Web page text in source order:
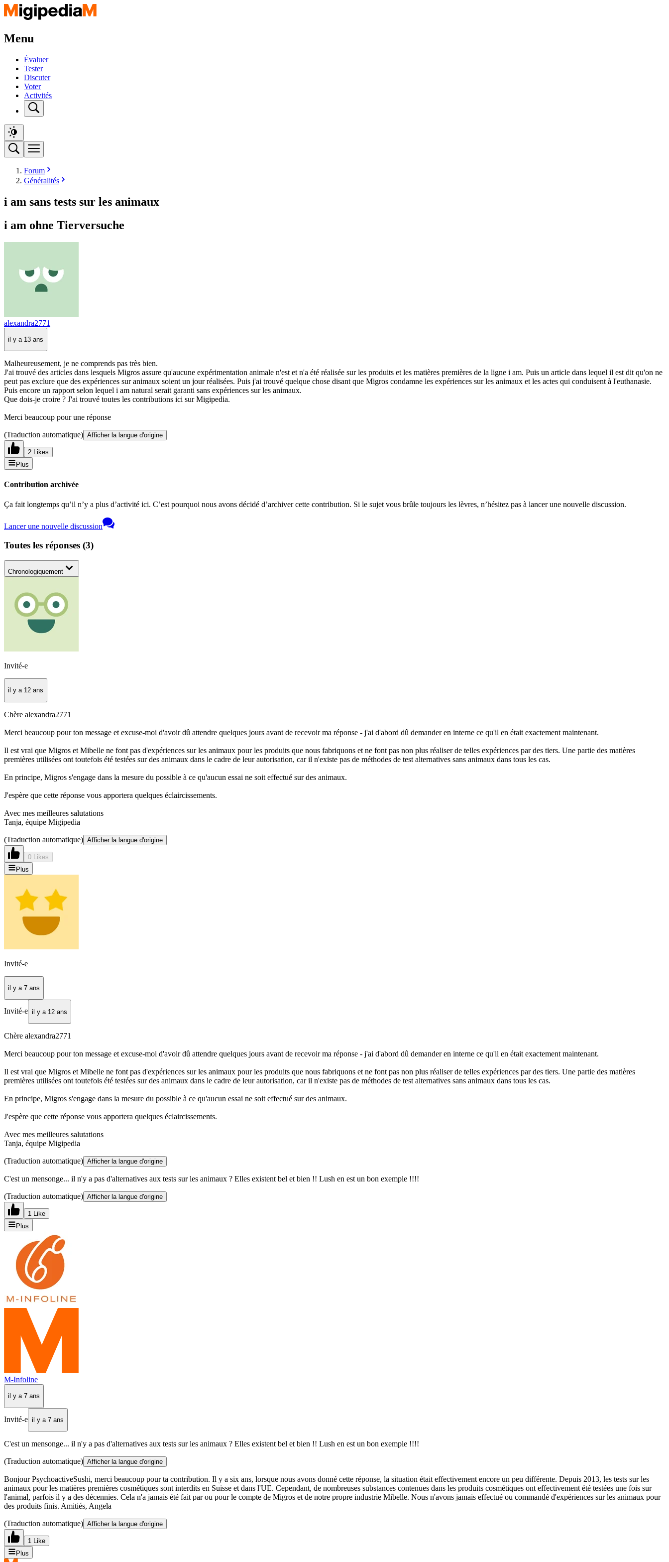
Menu
Évaluer
Tester
Discuter
Voter
Activités
Forum
Généralités
i am sans tests sur les animaux
i am ohne Tierversuche
alexandra2771
il y a 13 ans
Malheureusement, je ne comprends pas très bien.
J'ai trouvé des articles dans lesquels Migros assure qu'aucune expérimentation animale n'est et n'a été réalisée sur les produits et les matières premières de la ligne i am. Puis un article dans lequel il est dit qu'on ne
peut pas exclure que des expériences sur animaux soient un jour réalisées. Puis j'ai trouvé quelque chose disant que Migros condamne les expériences sur les animaux et les actes qui conduisent à l'euthanasie.
Puis encore un rapport selon lequel i am natural serait garanti sans expériences sur les animaux.
Que dois-je croire ? J'ai trouvé toutes les contributions ici sur Migipedia.
Merci beaucoup pour une réponse
(Traduction automatique) Afficher la langue d'origine
2 Likes
Plus
Contribution archivée
Ça fait longtemps qu’il n’y a plus d’activité ici. C’est pourquoi nous avons décidé d’archiver cette contribution. Si le sujet vous brûle toujours les lèvres, n’hésitez pas à lancer une nouvelle discussion.
Lancer une nouvelle discussion
Toutes les réponses (3)
Chronologiquement
Invité-e
il y a 12 ans
Chère alexandra2771
Merci beaucoup pour ton message et excuse-moi d'avoir dû attendre quelques jours avant de recevoir ma réponse - j'ai d'abord dû demander en interne ce qu'il en était exactement maintenant.
Il est vrai que Migros et Mibelle ne font pas d'expériences sur les animaux pour les produits que nous fabriquons et ne font pas non plus réaliser de telles expériences par des tiers. Une partie des matières
premières utilisées ont toutefois été testées sur des animaux dans le cadre de leur autorisation, car il n'existe pas de méthodes de test alternatives sans animaux dans tous les cas.
En principe, Migros s'engage dans la mesure du possible à ce qu'aucun essai ne soit effectué sur des animaux.
J'espère que cette réponse vous apportera quelques éclaircissements.
Avec mes meilleures salutations
Tanja, équipe Migipedia
(Traduction automatique) Afficher la langue d'origine
0 Likes
Plus
Invité-e
il y a 7 ans
Invité-e il y a 12 ans
Chère alexandra2771
Merci beaucoup pour ton message et excuse-moi d'avoir dû attendre quelques jours avant de recevoir ma réponse - j'ai d'abord dû demander en interne ce qu'il en était exactement maintenant.
Il est vrai que Migros et Mibelle ne font pas d'expériences sur les animaux pour les produits que nous fabriquons et ne font pas non plus réaliser de telles expériences par des tiers. Une partie des matières
premières utilisées ont toutefois été testées sur des animaux dans le cadre de leur autorisation, car il n'existe pas de méthodes de test alternatives sans animaux dans tous les cas.
En principe, Migros s'engage dans la mesure du possible à ce qu'aucun essai ne soit effectué sur des animaux.
J'espère que cette réponse vous apportera quelques éclaircissements.
Avec mes meilleures salutations
Tanja, équipe Migipedia
(Traduction automatique) Afficher la langue d'origine
C'est un mensonge... il n'y a pas d'alternatives aux tests sur les animaux ? Elles existent bel et bien !! Lush en est un bon exemple !!!!
(Traduction automatique) Afficher la langue d'origine
1 Like
Plus
M-Infoline
il y a 7 ans
Invité-e il y a 7 ans
C'est un mensonge... il n'y a pas d'alternatives aux tests sur les animaux ? Elles existent bel et bien !! Lush en est un bon exemple !!!!
(Traduction automatique) Afficher la langue d'origine
Bonjour PsychoactiveSushi, merci beaucoup pour ta contribution. Il y a six ans, lorsque nous avons donné cette réponse, la situation était effectivement encore un peu différente. Depuis 2013, les tests sur les
animaux pour les matières premières cosmétiques sont interdits en Suisse et dans l'UE. Cependant, de nombreuses substances contenues dans les produits cosmétiques ont effectivement été testées une fois sur
l'animal, parfois il y a des décennies. Cela n'a jamais été fait par ou pour le compte de Migros et de notre propre industrie Mibelle. Nous n'avons jamais effectué ou commandé d'expériences sur les animaux pour
des produits finis. Amitiés, Angela
(Traduction automatique) Afficher la langue d'origine
1 Like
Plus